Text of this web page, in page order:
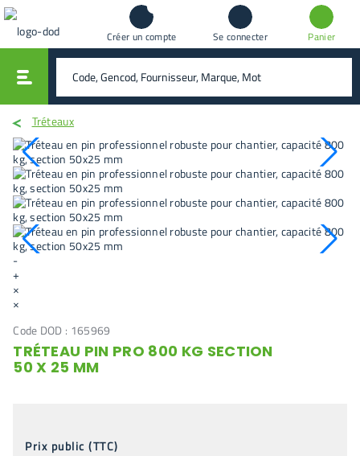
Créer un compte Se connecter Panier
rechercher
Tréteaux
-
+
×
×
Code DOD : 165969
TRÉTEAU PIN PRO 800 KG SECTION
50 X 25 MM
Prix public (TTC)